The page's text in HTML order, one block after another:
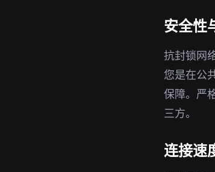
安全性
抗封锁网
您是在公
保障。严
三方。
连接速